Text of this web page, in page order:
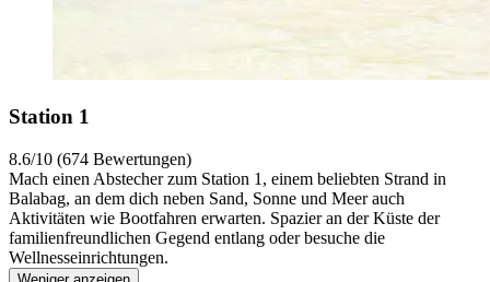
Station 1
8.6/10 (674 Bewertungen)
Mach einen Abstecher zum Station 1, einem beliebten Strand in
Balabag, an dem dich neben Sand, Sonne und Meer auch
Aktivitäten wie Bootfahren erwarten. Spazier an der Küste der
familienfreundlichen Gegend entlang oder besuche die
Wellnesseinrichtungen.